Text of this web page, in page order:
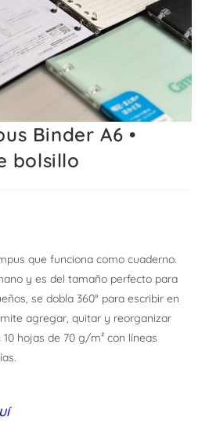
Binder A6 •
bolsillo
que funciona como cuaderno.
y es del tamaño perfecto para
se dobla 360° para escribir en
agregar, quitar y reorganizar
hojas de 70 g/m² con líneas